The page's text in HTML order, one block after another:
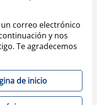
correo electrónico
y nos
Te agradecemos
de inicio